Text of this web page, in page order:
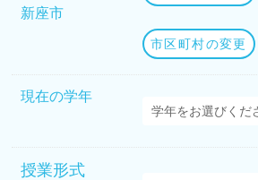
新座市
市区町村の変更
現在の学年
授業形式